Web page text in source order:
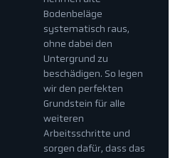
Bodenbeläge
systematisch raus,
ohne dabei den
Untergrund zu
beschädigen. So legen
wir den perfekten
Grundstein für alle
weiteren
Arbeitsschritte und
sorgen dafür, dass das